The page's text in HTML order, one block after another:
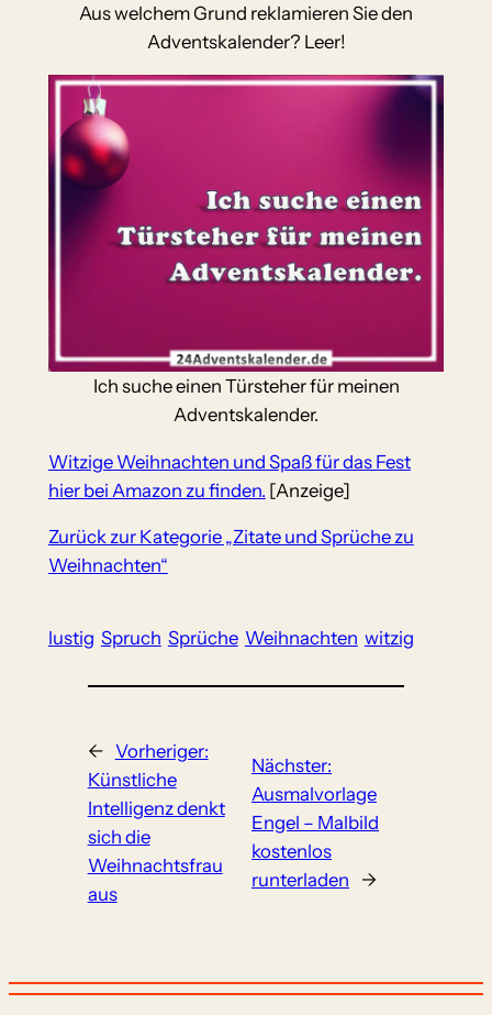
Aus welchem Grund reklamieren Sie den
Adventskalender? Leer!
Ich suche einen Türsteher für meinen
Adventskalender.
Witzige Weihnachten und Spaß für das Fest
hier bei Amazon zu finden. [Anzeige]
Zurück zur Kategorie „Zitate und Sprüche zu
Weihnachten“
lustig Spruch Sprüche Weihnachten witzig
← Vorheriger:
Künstliche
Intelligenz denkt
sich die
Weihnachtsfrau
aus
Nächster:
Ausmalvorlage
Engel – Malbild
kostenlos
runterladen
→